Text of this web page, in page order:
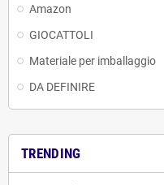
Amazon
GIOCATTOLI
Materiale per imballaggio
DA DEFINIRE
TRENDING